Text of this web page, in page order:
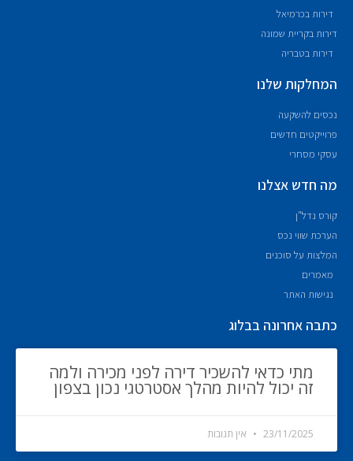
דירות בכרמיאל
דירות בקריית שמונה
דירות בטבריה
המחלקות שלנו
נכסים להשקעה
פרוייקטים חדשים
עסקי מסחרי
מה חדש אצלנו
קורס נדל"ן
הערכת שווי נכס
המלצות על סוכנים
מאמרים
נגישות האתר
כתבה אחרונה בבלוג
מתי כדאי להשכיר דירה לפני מכירה ולמה
זה יכול להיות מהלך אסטרטגי נכון בצפון
23/11/2025 אין תגובות